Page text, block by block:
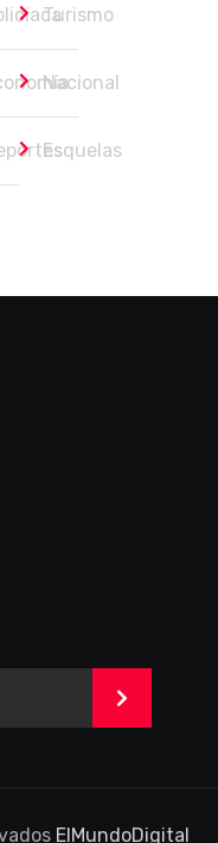
Turismo
Nacional
Esquelas
>
ElMundoDigital